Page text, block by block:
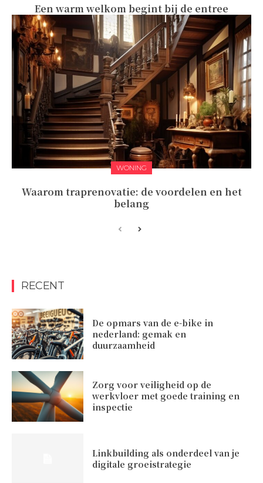
Een warm welkom begint bij de entree
WONING
Waarom traprenovatie: de voordelen en het
belang
RECENT
De opmars van de e-bike in
nederland: gemak en
duurzaamheid
Zorg voor veiligheid op de
werkvloer met goede training en
inspectie
Linkbuilding als onderdeel van je
digitale groeistrategie